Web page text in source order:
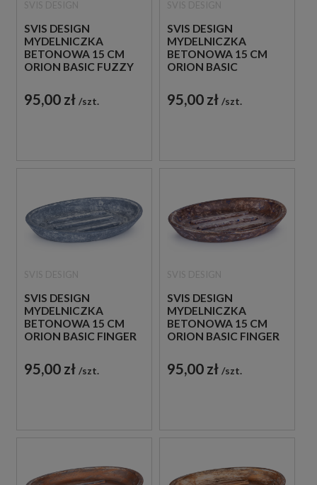
SVIS DESIGN
MYDELNICZKA
BETONOWA 15 CM
ORION BASIC FUZZY
95,00 zł szt.
SVIS DESIGN
MYDELNICZKA
BETONOWA 15 CM
ORION BASIC
NIEBIESKO - SZARA
95,00 zł szt.
SVIS DESIGN
MYDELNICZKA
BETONOWA 15 CM
ORION BASIC FINGER
SZARA
95,00 zł szt.
SVIS DESIGN
MYDELNICZKA
BETONOWA 15 CM
ORION BASIC FINGER
- NIEBIESKA
95,00 zł szt.